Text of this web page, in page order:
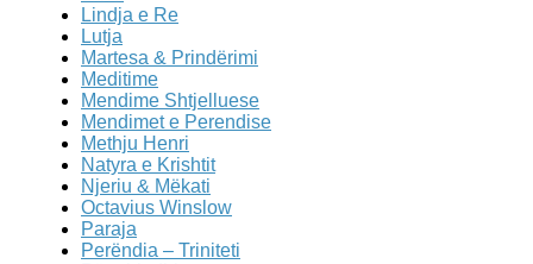
Lindja e Re
Lutja
Martesa & Prindërimi
Meditime
Mendime Shtjelluese
Mendimet e Perendise
Methju Henri
Natyra e Krishtit
Njeriu & Mëkati
Octavius Winslow
Paraja
Perëndia – Triniteti